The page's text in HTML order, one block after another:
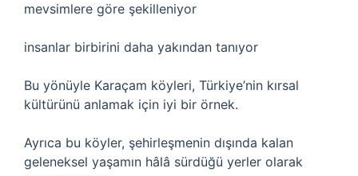
mevsimlere göre şekilleniyor
insanlar birbirini daha yakından tanıyor
Bu yönüyle Karaçam köyleri, Türkiye’nin kırsal
kültürünü anlamak için iyi bir örnek.
Ayrıca bu köyler, şehirleşmenin dışında kalan
geleneksel yaşamın hâlâ sürdüğü yerler olarak